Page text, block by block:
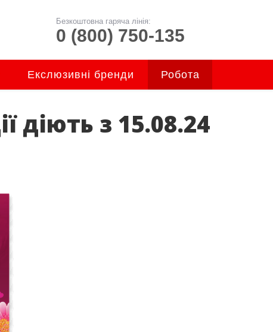
Безкоштовна гаряча лінія:
0 (800) 750-135
Екслюзивні бренди Робота
діють з 15.08.24